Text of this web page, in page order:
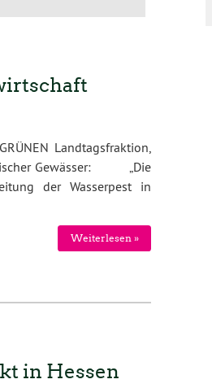
Landtagsfraktion,
Gewässer: „Die
der Wasserpest in
Weiterlesen »
in Hessen